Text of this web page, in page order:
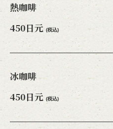
熱咖啡
450日元 (税込)
冰咖啡
450日元 (税込)